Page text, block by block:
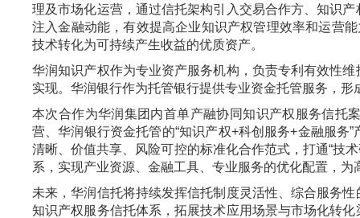
理及市场化运营，通过信托架构引入交易合作方、知识
注入金融动能，有效提高企业知识产权管理效率和运营
技术转化为可持续产生收益的优质资产。
华润知识产权作为专业资产服务机构，负责专利有效性
实现。华润银行作为托管银行提供专业资金托管服务，形
本次合作为华润集团内首单产融协同知识产权服务信托
营、华润银行资金托管的“知识产权+科创服务+金融服
清晰、价值共享、风险可控的标准化合作范式，打通“技
系，实现产业资源、金融工具、专业服务的优化配置，
未来，华润信托将持续发挥信托制度灵活性、综合服务
知识产权服务信托体系，拓展技术应用场景与市场化转